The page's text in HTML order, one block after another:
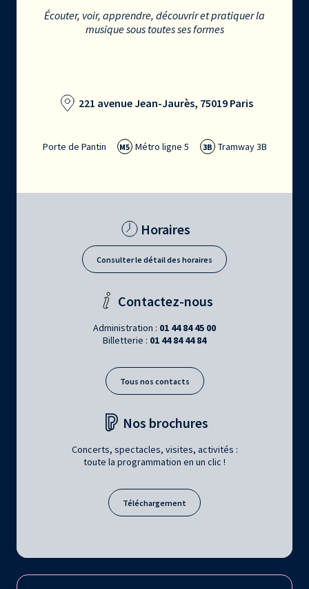
Écouter, voir, apprendre, découvrir et pratiquer la
musique sous toutes ses formes
221 avenue Jean-Jaurès, 75019 Paris
Porte de Pantin M5 Métro ligne 5 3B Tramway 3B
Horaires
Consulter le détail des horaires
Contactez-nous
Administration : 01 44 84 45 00
Billetterie : 01 44 84 44 84
Tous nos contacts
Nos brochures
Concerts, spectacles, visites, activités :
toute la programmation en un clic !
Téléchargement
Retrouvez la Philharmonie de Paris sur